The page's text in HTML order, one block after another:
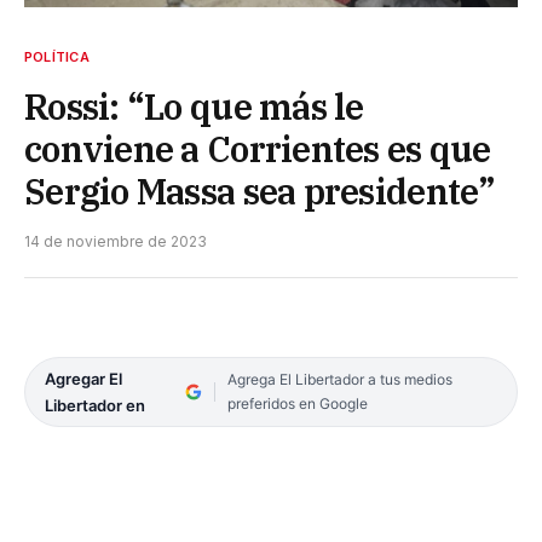
POLÍTICA
Rossi: “Lo que más le
conviene a Corrientes es que
Sergio Massa sea presidente”
14 de noviembre de 2023
Agregar El
Libertador en
Agrega El Libertador a tus medios
preferidos en Google